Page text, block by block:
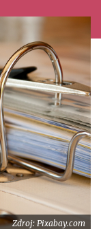
Zdroj: Pixabay.com